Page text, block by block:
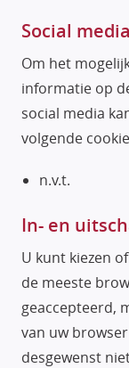
Social
Om het
informatie op
social media
volgende
n.v.t.
In- en
U kunt kiezen
de meeste
geaccepteerd,
van uw
desgewenst